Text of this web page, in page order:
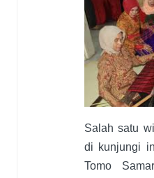
Salah satu
di kunjungi
Tomo